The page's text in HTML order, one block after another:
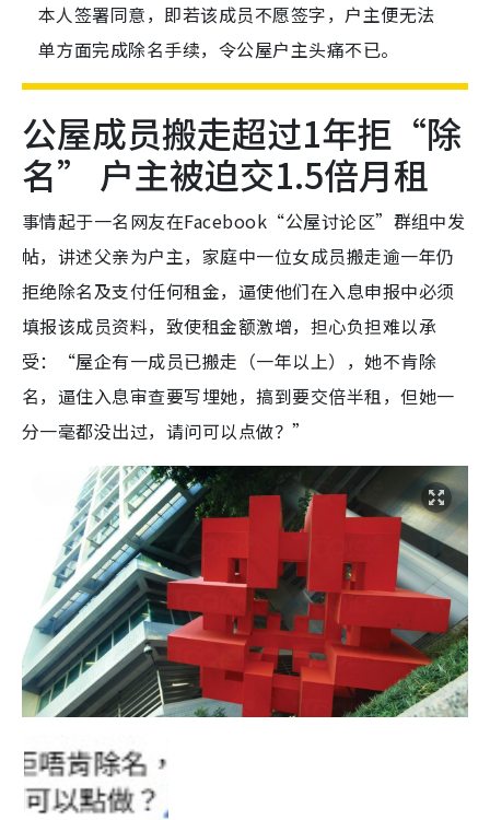
本人签署同意，即若该成员不愿签字，户主便无法
单方面完成除名手续，令公屋户主头痛不已。
公屋成员搬走超过1年拒“除
名” 户主被迫交1.5倍月租
事情起于一名网友在Facebook“公屋讨论区”群组中发
帖，讲述父亲为户主，家庭中一位女成员搬走逾一年仍
拒绝除名及支付任何租金，逼使他们在入息申报中必须
填报该成员资料，致使租金额激增，担心负担难以承
受：“屋企有一成员已搬走（一年以上），她不肯除
名，逼住入息审查要写埋她，搞到要交倍半租，但她一
分一毫都没出过，请问可以点做？”